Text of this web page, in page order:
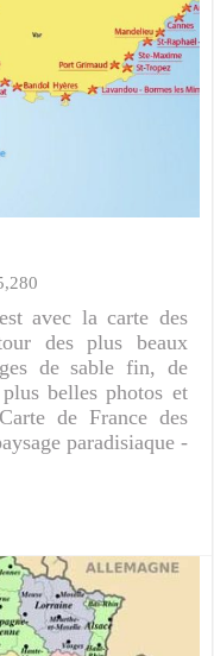
avec la carte des
des plus beaux
de sable fin, de
belles photos et
de France des
paradisiaque -